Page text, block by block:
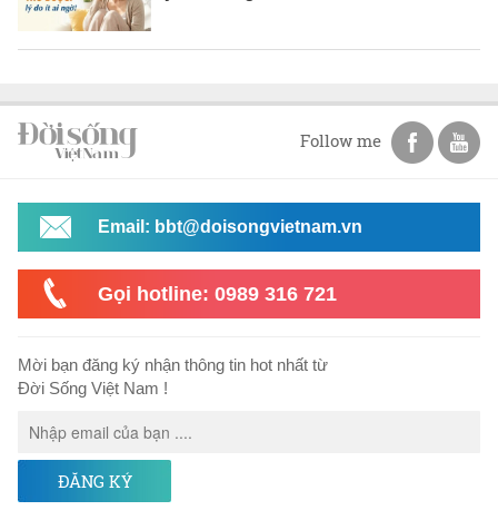
Follow me
Email: bbt@doisongvietnam.vn
Gọi hotline: 0989 316 721
Mời bạn đăng ký nhận thông tin hot nhất từ
Đời Sống Việt Nam !
ĐĂNG KÝ